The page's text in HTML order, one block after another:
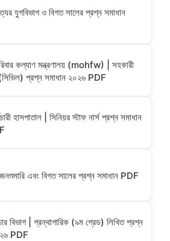
যুগবিভাগ ও বিগত সালের প্রশ্ন সমাধান
কল্যাণ মন্ত্রণালয় (mohfw) | সহকারী
প্রশ্ন সমাধান ২০২৬ PDF
হাসপাতাল | সিনিয়র স্টাফ নার্স প্রশ্ন সমাধান
এবং বিগত সালের প্রশ্ন সমাধান PDF
বিভাগ | গ্রন্থাগারিক (৯ম গ্রেড) লিখিত প্রশ্ন
PDF